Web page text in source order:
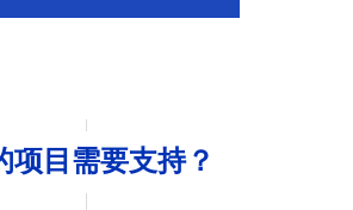
项目需要支持？